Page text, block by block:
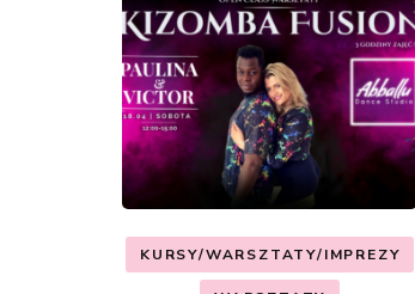
KURSY/WARSZTATY/IMPREZY